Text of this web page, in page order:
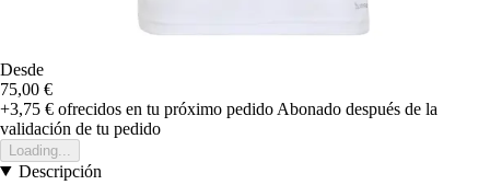
Desde
75,00 €
+3,75 € ofrecidos en tu próximo pedido Abonado después de la
validación de tu pedido
Loading...
Descripción